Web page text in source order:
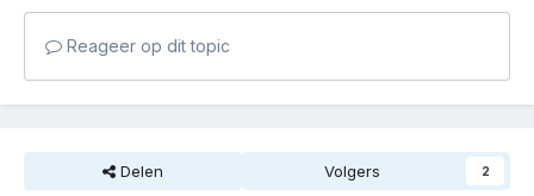
Reageer op dit topic
Delen Volgers 2